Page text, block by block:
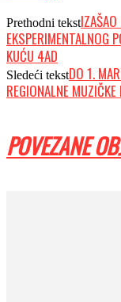
Prethodni tekst
EKSPERIMENTALNOG
KUĆU 4AD
Sledeći tekstDO 1.
REGIONALNE
POVEZANE